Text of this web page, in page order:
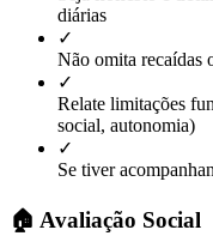
diárias
✓
Não omita recaídas
✓
Relate limitações
social, autonomia)
✓
Se tiver
🏠 Avaliação Social